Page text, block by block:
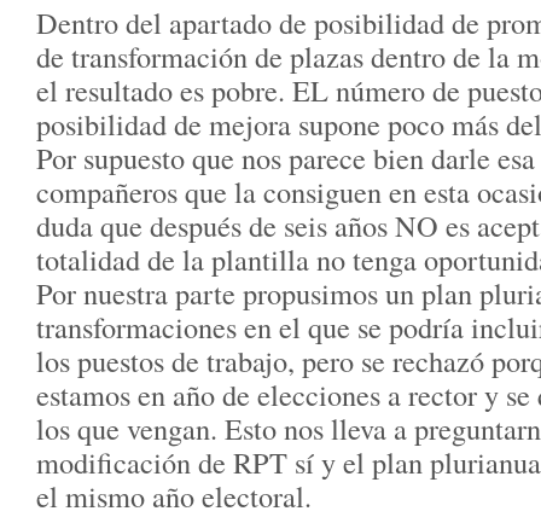
Dentro del apartado de posibilidad de
de transformación de plazas dentro de la
el resultado es pobre. EL número de
posibilidad de mejora supone poco más
Por supuesto que nos parece bien darle
compañeros que la consiguen en esta
duda que después de seis años NO es
totalidad de la plantilla no tenga
Por nuestra parte propusimos un plan
transformaciones en el que se podría
los puestos de trabajo, pero se rechazó
estamos en año de elecciones a rector y
los que vengan. Esto nos lleva a
modificación de RPT sí y el plan
el mismo año electoral.